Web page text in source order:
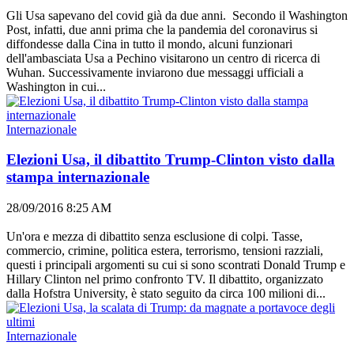
Gli Usa sapevano del covid già da due anni. Secondo il Washington
Post, infatti, due anni prima che la pandemia del coronavirus si
diffondesse dalla Cina in tutto il mondo, alcuni funzionari
dell'ambasciata Usa a Pechino visitarono un centro di ricerca di
Wuhan. Successivamente inviarono due messaggi ufficiali a
Washington in cui...
Internazionale
Elezioni Usa, il dibattito Trump-Clinton visto dalla
stampa internazionale
28/09/2016 8:25 AM
Un'ora e mezza di dibattito senza esclusione di colpi. Tasse,
commercio, crimine, politica estera, terrorismo, tensioni razziali,
questi i principali argomenti su cui si sono scontrati Donald Trump e
Hillary Clinton nel primo confronto TV. Il dibattito, organizzato
dalla Hofstra University, è stato seguito da circa 100 milioni di...
Internazionale